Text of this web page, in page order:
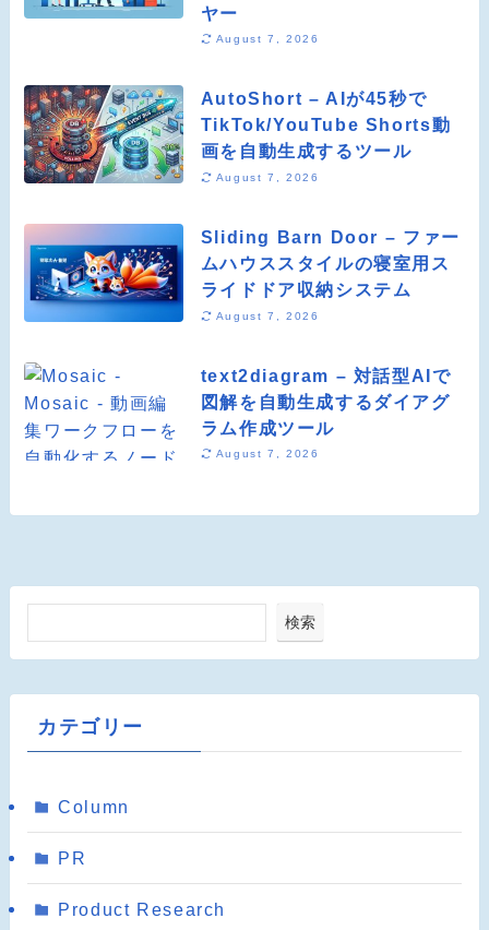
ヤー
August 7, 2026
AutoShort – AIが45秒で
TikTok/YouTube Shorts動
画を自動生成するツール
August 7, 2026
Sliding Barn Door – ファー
ムハウススタイルの寝室用ス
ライドドア収納システム
August 7, 2026
text2diagram – 対話型AIで
図解を自動生成するダイアグ
ラム作成ツール
August 7, 2026
検索
カテゴリー
Column
PR
Product Research